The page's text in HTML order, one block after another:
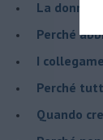
​La donna
​Perché
​I
​Perché
​Quando